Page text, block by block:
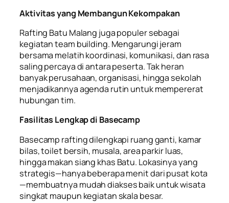
Aktivitas yang Membangun Kekompakan
Rafting Batu Malang juga populer sebagai
kegiatan team building. Mengarungi jeram
bersama melatih koordinasi, komunikasi, dan rasa
saling percaya di antara peserta. Tak heran
banyak perusahaan, organisasi, hingga sekolah
menjadikannya agenda rutin untuk mempererat
hubungan tim.
Fasilitas Lengkap di Basecamp
Basecamp rafting dilengkapi ruang ganti, kamar
bilas, toilet bersih, musala, area parkir luas,
hingga makan siang khas Batu. Lokasinya yang
strategis—hanya beberapa menit dari pusat kota
—membuatnya mudah diakses baik untuk wisata
singkat maupun kegiatan skala besar.